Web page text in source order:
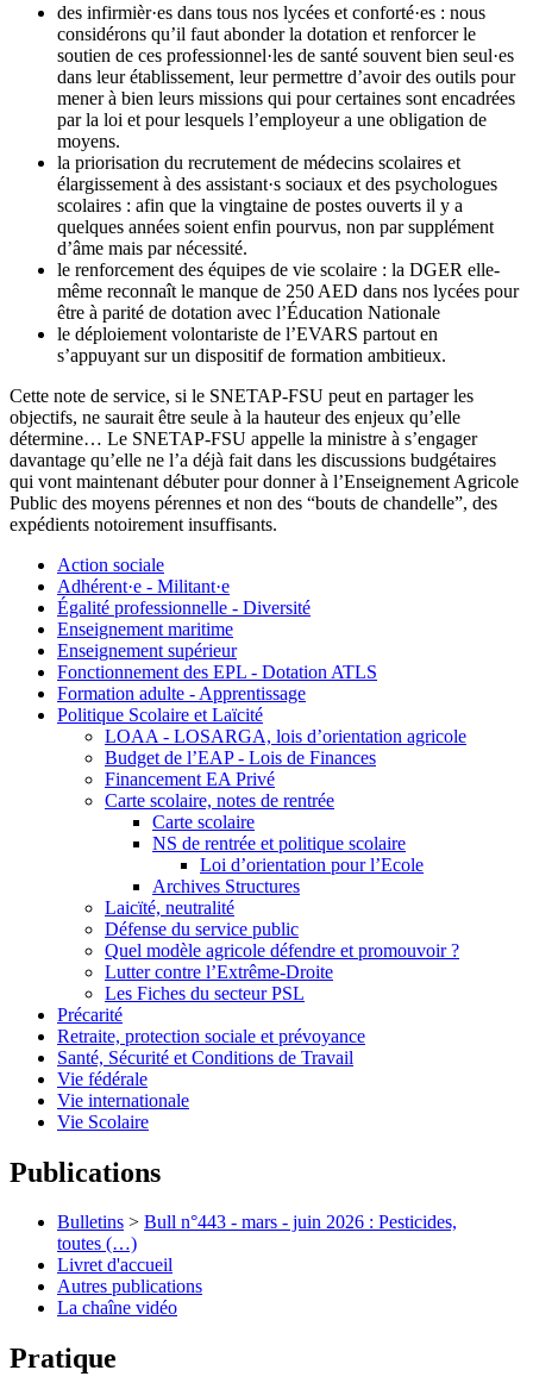
des infirmièr·es dans tous nos lycées et conforté·es : nous
considérons qu’il faut abonder la dotation et renforcer le
soutien de ces professionnel·les de santé souvent bien seul·es
dans leur établissement, leur permettre d’avoir des outils pour
mener à bien leurs missions qui pour certaines sont encadrées
par la loi et pour lesquels l’employeur a une obligation de
moyens.
la priorisation du recrutement de médecins scolaires et
élargissement à des assistant·s sociaux et des psychologues
scolaires : afin que la vingtaine de postes ouverts il y a
quelques années soient enfin pourvus, non par supplément
d’âme mais par nécessité.
le renforcement des équipes de vie scolaire : la DGER elle-
même reconnaît le manque de 250 AED dans nos lycées pour
être à parité de dotation avec l’Éducation Nationale
le déploiement volontariste de l’EVARS partout en
s’appuyant sur un dispositif de formation ambitieux.
Cette note de service, si le SNETAP-FSU peut en partager les
objectifs, ne saurait être seule à la hauteur des enjeux qu’elle
détermine… Le SNETAP-FSU appelle la ministre à s’engager
davantage qu’elle ne l’a déjà fait dans les discussions budgétaires
qui vont maintenant débuter pour donner à l’Enseignement Agricole
Public des moyens pérennes et non des “bouts de chandelle”, des
expédients notoirement insuffisants.
Action sociale
Adhérent·e - Militant·e
Égalité professionnelle - Diversité
Enseignement maritime
Enseignement supérieur
Fonctionnement des EPL - Dotation ATLS
Formation adulte - Apprentissage
Politique Scolaire et Laïcité
LOAA - LOSARGA, lois d’orientation agricole
Budget de l’EAP - Lois de Finances
Financement EA Privé
Carte scolaire, notes de rentrée
Carte scolaire
NS de rentrée et politique scolaire
Loi d’orientation pour l’Ecole
Archives Structures
Laicïté, neutralité
Défense du service public
Quel modèle agricole défendre et promouvoir ?
Lutter contre l’Extrême-Droite
Les Fiches du secteur PSL
Précarité
Retraite, protection sociale et prévoyance
Santé, Sécurité et Conditions de Travail
Vie fédérale
Vie internationale
Vie Scolaire
Publications
Bulletins > Bull n°443 - mars - juin 2026 : Pesticides,
toutes (…)
Livret d'accueil
Autres publications
La chaîne vidéo
Pratique